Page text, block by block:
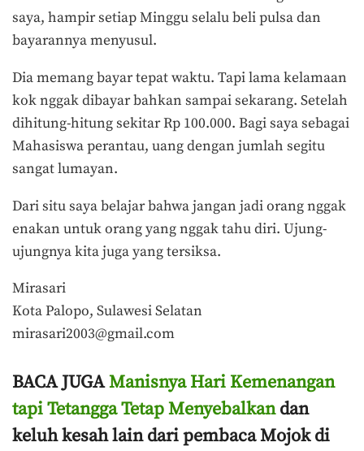
saya, hampir setiap Minggu selalu beli pulsa dan
bayarannya menyusul.
Dia memang bayar tepat waktu. Tapi lama kelamaan
kok nggak dibayar bahkan sampai sekarang. Setelah
dihitung-hitung sekitar Rp 100.000. Bagi saya sebagai
Mahasiswa perantau, uang dengan jumlah segitu
sangat lumayan.
Dari situ saya belajar bahwa jangan jadi orang nggak
enakan untuk orang yang nggak tahu diri. Ujung-
ujungnya kita juga yang tersiksa.
Mirasari
Kota Palopo, Sulawesi Selatan
mirasari2003@gmail.com
BACA JUGAManisnya Hari Kemenangan
tapi Tetangga Tetap Menyebalkandan
keluh kesah lain dari pembaca Mojok di